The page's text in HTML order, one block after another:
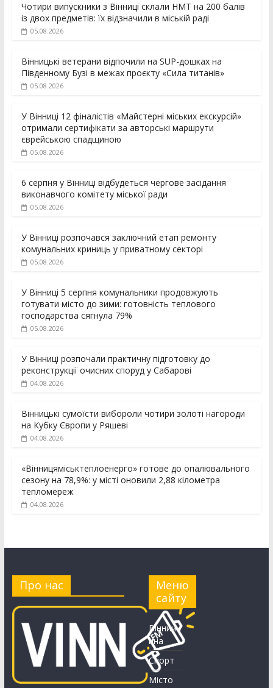
Чотири випускники з Вінниці склали НМТ на 200 балів
із двох предметів: їх відзначили в міській раді
05.08.2026
Вінницькі ветерани відпочили на SUP-дошках на
Південному Бузі в межах проєкту «Сила титанів»
05.08.2026
У Вінниці 12 фіналістів «Майстерні міських екскурсій»
отримали сертифікати за авторські маршрути
єврейською спадщиною
05.08.2026
6 серпня у Вінниці відбудеться чергове засідання
виконавчого комітету міської ради
05.08.2026
У Вінниці розпочався заключний етап ремонту
комунальних криниць у приватному секторі
05.08.2026
У Вінниці 5 серпня комунальники продовжують
готувати місто до зими: готовність теплового
господарства сягнула 79%
05.08.2026
У Вінниці розпочали практичну підготовку до
реконструкції очисних споруд у Сабарові
04.08.2026
Вінницькі сумоїсти вибороли чотири золоті нагороди
на Кубку Європи у Ряшеві
04.08.2026
«Вінницяміськтеплоенерго» готове до опалювального
сезону на 78,9%: у місті оновили 2,88 кілометра
тепломереж
04.08.2026
Про нас
Меню
сайту
Вінничч
ина
Спорт
Місто